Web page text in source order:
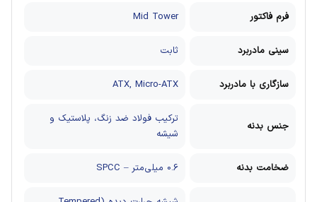
فرم فاکتور Mid Tower
سینی مادربرد ثابت
سازگاری با مادربرد ATX, Micro-ATX
جنس بدنه
ترکیب فولاد ضد زنگ، پلاستیک و
شیشه
ضخامت بدنه 0.6 میلی‌متر – SPCC